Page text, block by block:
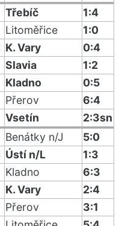
Třebíč
1:4
Litoměřice
1:0
K. Vary
0:4
Slavia
1:2
Kladno
0:5
Přerov
6:4
Vsetín
2:3sn
Benátky n/J
5:0
Ústí n/L
1:3
Kladno
6:3
K. Vary
2:4
Přerov
3:1